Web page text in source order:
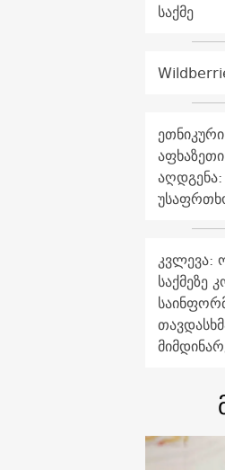
საქმე
კვლევა:
საქმეზე